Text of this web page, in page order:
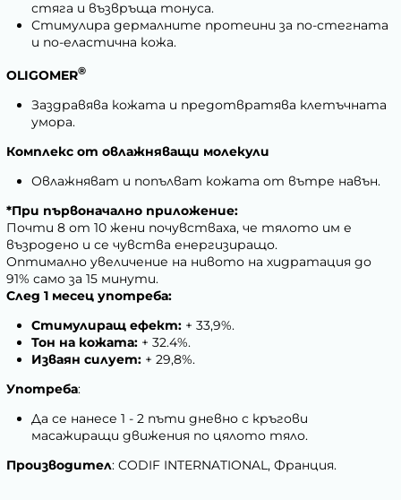
стяга и възвръща тонуса.
Стимулира дермалните протеини за по-стегната
и по-еластична кожа.
OLIGOMER®
Заздравява кожата и предотвратява клетъчната
умора.
Комплекс от овлажняващи молекули
Овлажняват и попълват кожата от вътре навън.
*При първоначално приложение:
Почти 8 от 10 жени почувстваха, че тялото им е
възродено и се чувства енергизиращо.
Оптимално увеличение на нивото на хидратация до
91% само за 15 минути.
След 1 месец употреба:
Стимулиращ ефект: + 33,9%.
Тон на кожата: + 32.4%.
Изваян силует: + 29,8%.
Употреба:
Да се нанесе 1 - 2 пъти дневно с кръгови
масажиращи движения по цялото тяло.
Производител: CODIF INTERNATIONAL, Франция.